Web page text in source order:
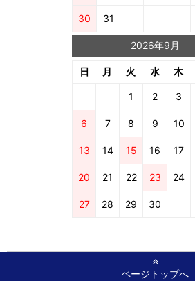
30 31
2026年9月
日 月 火 水 木
1 2 3
6 7 8 9 10
13 14 15 16 17
20 21 22 23 24
27 28 29 30
ページトップへ